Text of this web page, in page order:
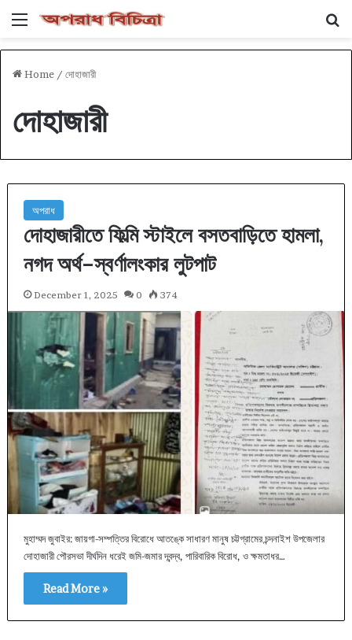
Menu
Home / দোহাজারী
দোহাজারী
অপরাধ
দোহাজারীতে ফিল্মি স্টাইলে বসতবাড়িতে হামলা,
নগদ অর্থ–স্বর্ণালংকার লুটপাট
December 1, 2025 0 374
মুহাম্মদ জুবাইর: জায়গা-সম্পত্তির বিরোধে আতঙ্কে সাধারণ মানুষ চট্টগ্রামের চন্দনাইশ উপজেলার
দোহাজারী পৌরসভা দীর্ঘদিন ধরেই জমি-জমার দ্বন্দ্ব, পারিবারিক বিরোধ, ও ক্ষমতাধর…
Read More »